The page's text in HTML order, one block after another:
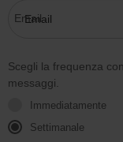
Email
Scegli la frequenza
messaggi.
Immediatamente
Settimanale